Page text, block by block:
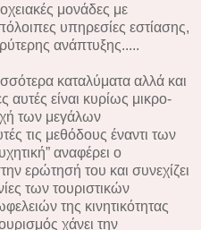
μονάδες με
υπηρεσίες εστίασης,
ανάπτυξης.....
καταλύματα αλλά και
αυτές είναι κυρίως μικρο-
των μεγάλων
τις μεθόδους έναντι των
αναφέρει ο
ερώτησή του και συνεχίζει
των τουριστικών
της κινητικότητας
χάνει την